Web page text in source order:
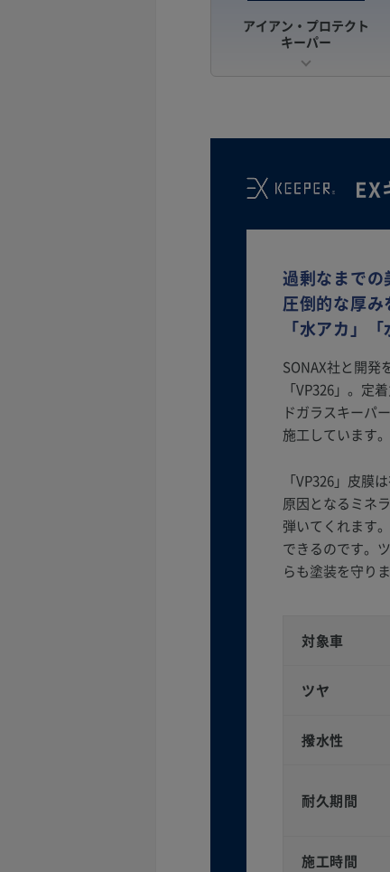
アイアン・プロテクト
キーパー
EX
過剰なまで
圧倒的な厚
「水アカ」
SONAX社と開発
「VP326」。定
ドガラスキーパ
施工しています。
「VP326」皮膜
原因となるミネ
弾いてくれます
できるのです。
らも塗装を守りま
対象車
ツヤ
撥水性
耐久期間
施工時間